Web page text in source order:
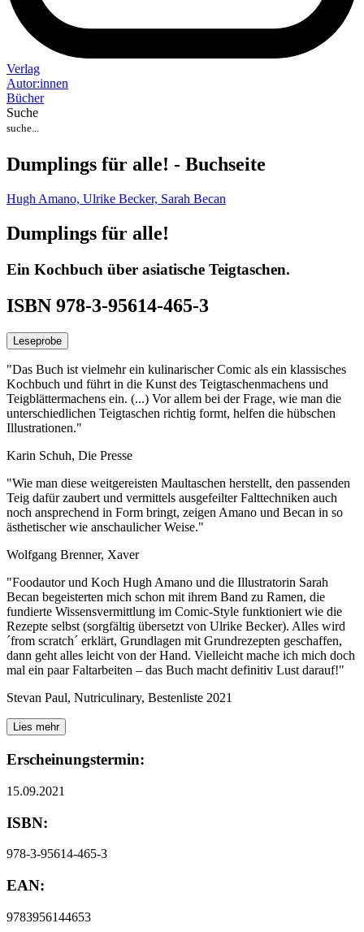
Verlag
Autor:innen
Bücher
Suche
Dumplings für alle! - Buchseite
Hugh Amano, Ulrike Becker, Sarah Becan
Dumplings für alle!
Ein Kochbuch über asiatische Teigtaschen.
ISBN 978-3-95614-465-3
Leseprobe
"Das Buch ist vielmehr ein kulinarischer Comic als ein klassisches
Kochbuch und führt in die Kunst des Teigtaschenmachens und
Teigblättermachens ein. (...) Vor allem bei der Frage, wie man die
unterschiedlichen Teigtaschen richtig formt, helfen die hübschen
Illustrationen."
Karin Schuh, Die Presse
"Wie man diese weitgereisten Maultaschen herstellt, den passenden
Teig dafür zaubert und vermittels ausgefeilter Falttechniken auch
noch ansprechend in Form bringt, zeigen Amano und Becan in so
ästhetischer wie anschaulicher Weise."
Wolfgang Brenner, Xaver
"Foodautor und Koch Hugh Amano und die Illustratorin Sarah
Becan begeisterten mich schon mit ihrem Band zu Ramen, die
fundierte Wissensvermittlung im Comic-Style funktioniert wie die
Rezepte selbst (sorgfältig übersetzt von Ulrike Becker). Alles wird
´from scratch´ erklärt, Grundlagen mit Grundrezepten geschaffen,
dann geht alles leicht von der Hand. Vielleicht mache ich mich doch
mal ein paar Faltarbeiten – das Buch macht definitiv Lust darauf!"
Stevan Paul, Nutriculinary, Bestenliste 2021
Lies mehr
Erscheinungstermin:
15.09.2021
ISBN:
978-3-95614-465-3
EAN:
9783956144653